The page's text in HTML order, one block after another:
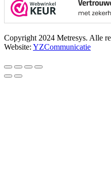
Copyright 2024 Metresys. Alle
Website: YZCommunicatie